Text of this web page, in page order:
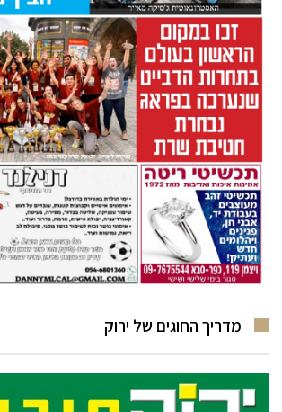
מדריך החוגים של ירוק